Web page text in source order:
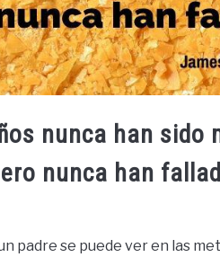
nunca han sido
nunca han
un padre se puede ver en las